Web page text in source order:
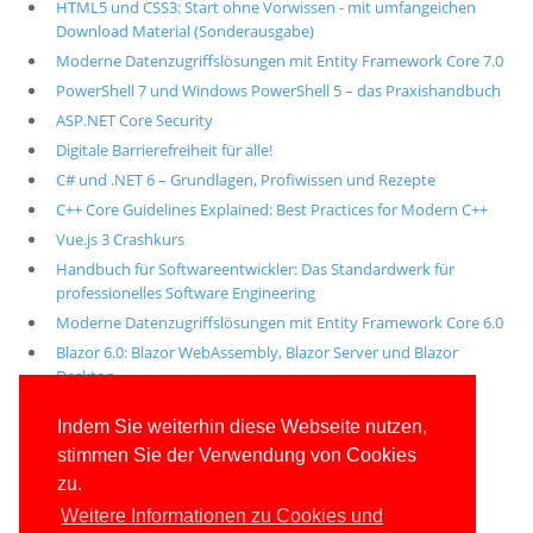
Indem Sie weiterhin diese Webseite nutzen,
stimmen Sie der Verwendung von Cookies
zu.
Weitere Informationen zu Cookies und
HTML5 und CSS3: Start ohne Vorwissen - mit umfangeichen
Download Material (Sonderausgabe)
Moderne Datenzugriffslösungen mit Entity Framework Core 7.0
PowerShell 7 und Windows PowerShell 5 – das Praxishandbuch
ASP.NET Core Security
Digitale Barrierefreiheit für alle!
C# und .NET 6 – Grundlagen, Profiwissen und Rezepte
C++ Core Guidelines Explained: Best Practices for Modern C++
Vue.js 3 Crashkurs
Handbuch für Softwareentwickler: Das Standardwerk für
professionelles Software Engineering
Moderne Datenzugriffslösungen mit Entity Framework Core 6.0
Blazor 6.0: Blazor WebAssembly, Blazor Server und Blazor
Desktop
Alle unsere aktuellen Fachbücher
E-Book-Abo für ab 99 Euro im Jahr